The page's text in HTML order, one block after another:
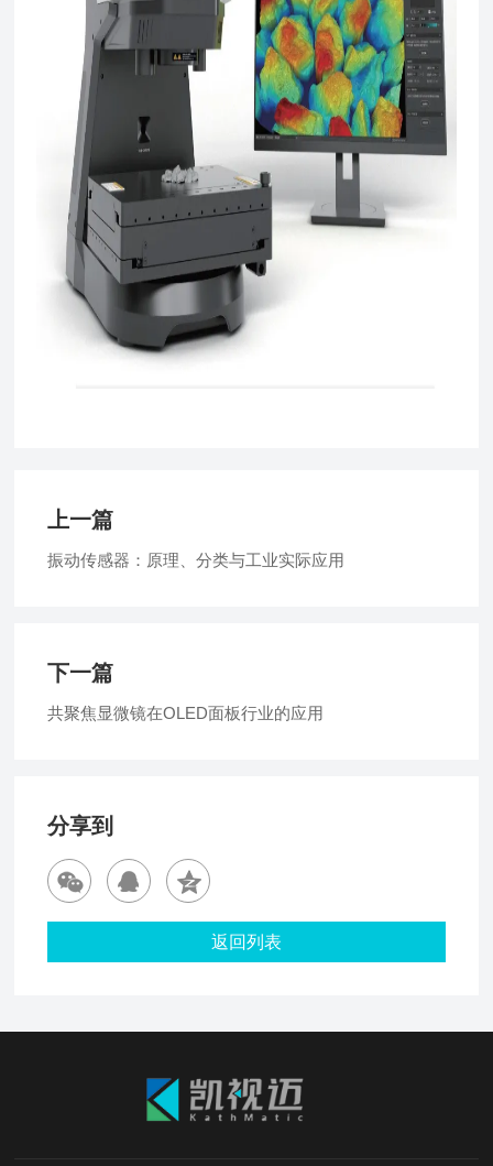
上一篇
振动传感器：原理、分类与工业实际应用
下一篇
共聚焦显微镜在OLED面板行业的应用
分享到
返回列表